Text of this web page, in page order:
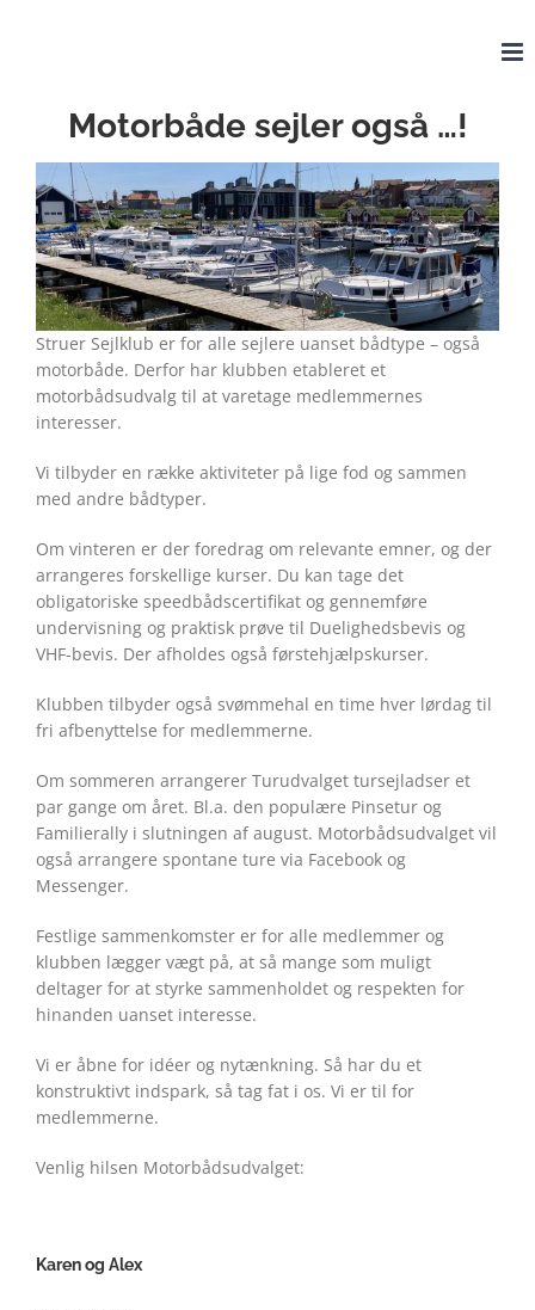
Motorbåde sejler også …!
Struer Sejlklub er for alle sejlere uanset bådtype – også
motorbåde. Derfor har klubben etableret et
motorbådsudvalg til at varetage medlemmernes
interesser.
Vi tilbyder en række aktiviteter på lige fod og sammen
med andre bådtyper.
Om vinteren er der foredrag om relevante emner, og der
arrangeres forskellige kurser. Du kan tage det
obligatoriske speedbådscertifikat og gennemføre
undervisning og praktisk prøve til Duelighedsbevis og
VHF-bevis. Der afholdes også førstehjælpskurser.
Klubben tilbyder også svømmehal en time hver lørdag til
fri afbenyttelse for medlemmerne.
Om sommeren arrangerer Turudvalget tursejladser et
par gange om året. Bl.a. den populære Pinsetur og
Familierally i slutningen af august. Motorbådsudvalget vil
også arrangere spontane ture via Facebook og
Messenger.
Festlige sammenkomster er for alle medlemmer og
klubben lægger vægt på, at så mange som muligt
deltager for at styrke sammenholdet og respekten for
hinanden uanset interesse.
Vi er åbne for idéer og nytænkning. Så har du et
konstruktivt indspark, så tag fat i os. Vi er til for
medlemmerne.
Venlig hilsen Motorbådsudvalget:
Karen og Alex